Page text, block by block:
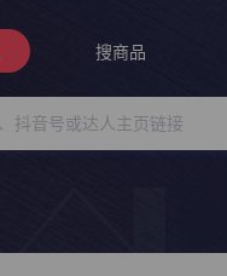
搜商品